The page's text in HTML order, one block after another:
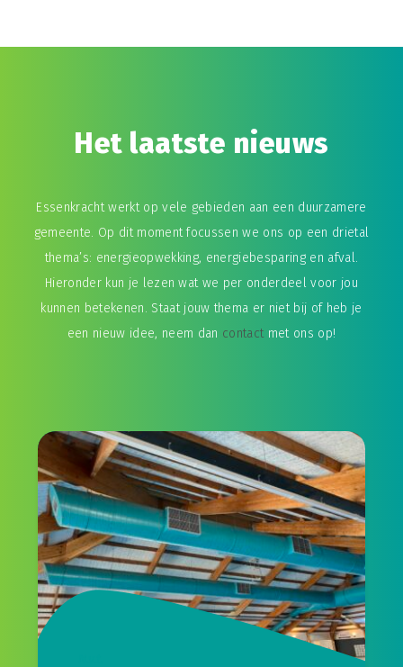
Het laatste nieuws
Essenkracht werkt op vele gebieden aan een duurzamere
gemeente. Op dit moment focussen we ons op een drietal
thema’s: energieopwekking, energiebesparing en afval.
Hieronder kun je lezen wat we per onderdeel voor jou
kunnen betekenen. Staat jouw thema er niet bij of heb je
een nieuw idee, neem dan contact met ons op!